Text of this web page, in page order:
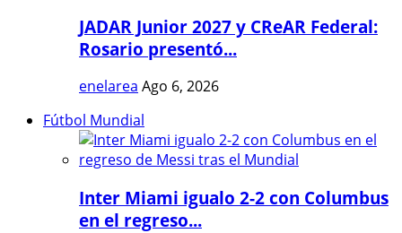
JADAR Junior 2027 y CReAR Federal:
Rosario presentó...
enelarea Ago 6, 2026
Fútbol Mundial
Inter Miami igualo 2-2 con Columbus
en el regreso...